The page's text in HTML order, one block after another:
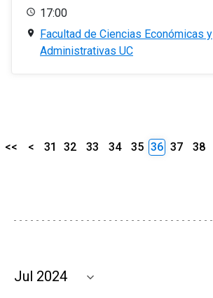
17:00
Facultad de Ciencias Económicas y
Administrativas UC
<< < 31 32 33 34 35 36 37 38